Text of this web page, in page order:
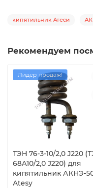
кипятильник Атеси
Рекомендуем
Лидер продаж!
ТЭН 76-3-10/2,0 J220
68А10/2,0 J220) для
кипятильник АКНЭ-
Atesy